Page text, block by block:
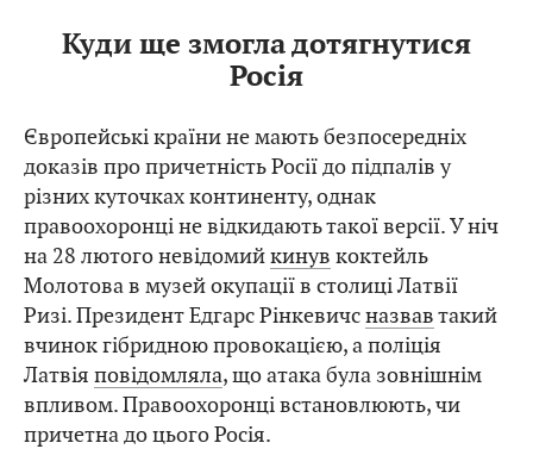
Куди ще змогла дотягнутися
Росія
Європейські країни не мають безпосередніх
доказів про причетність Росії до підпалів у
різних куточках континенту, однак
правоохоронці не відкидають такої версії. У ніч
на 28 лютого невідомийкинув коктейль
Молотова в музей окупації в столиці Латвії
Ризі. Президент Едгарс Рінкевичсназвавтакий
вчинок гібридною провокацією, а поліція
Латвія повідомляла, що атака була зовнішнім
впливом. Правоохоронці встановлюють, чи
причетна до цього Росія.